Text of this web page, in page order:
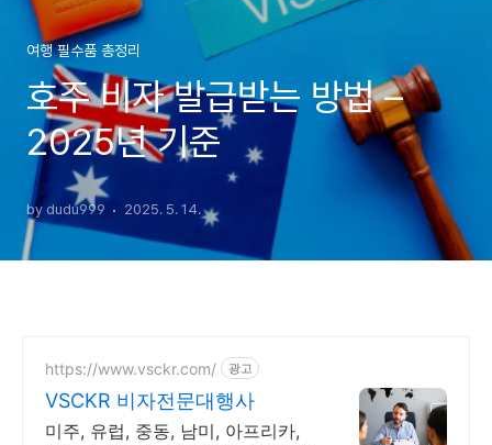
여행 필수품 총정리
호주 비자 발급받는 방법 –
2025년 기준
by dudu999 2025. 5. 14.
https://www.vsckr.com/ 광고
VSCKR 비자전문대행사
미주, 유럽, 중동, 남미, 아프리카,